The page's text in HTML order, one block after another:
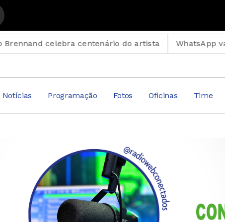
- Reprise com João Marcus
celebra centenário do artista WhatsApp vai parar
Notícias Programação Fotos Oficinas Time